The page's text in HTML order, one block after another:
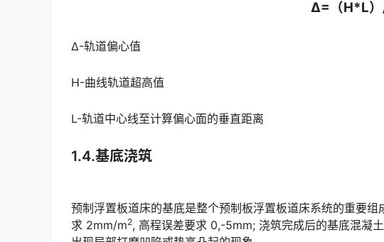
Δ=（H*L
Δ-轨道偏心值
H-曲线轨道超高值
L-轨道中心线至计算偏心面的垂直距离
1.4.基底浇筑
预制浮置板道床的基底是整个预制板浮置板道床系统的重要
求 2mm/m2, 高程误差要求 0,-5mm; 浇筑完成后的基底混凝